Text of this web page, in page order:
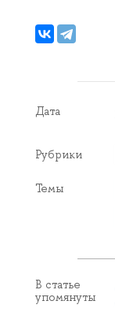
Дата
Рубрики
Темы
В статье
упомянуты